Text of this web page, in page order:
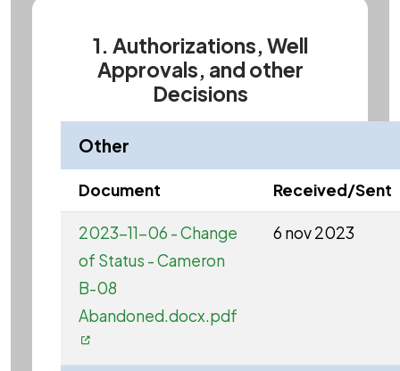
1. Authorizations, Well
Approvals, and other
Decisions
Other
Document Received/Sent
2023-11-06 - Change
of Status - Cameron
B-08
Abandoned.docx.pdf
6 nov 2023